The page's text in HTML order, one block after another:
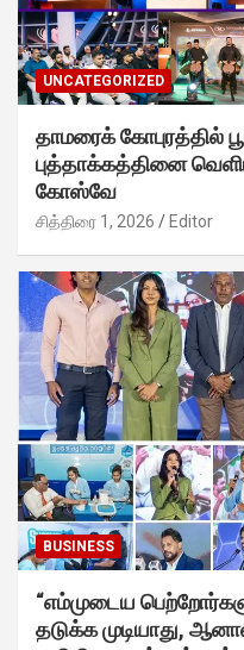
UNCATEGORIZED
தாமரைக் கோபுரத்தில்
புத்தாக்கத்தினை
கோஸ்வே
சித்திரை 1, 2026 Editor
BUSINESS
“எம்முடைய
தடுக்க முடியாது,